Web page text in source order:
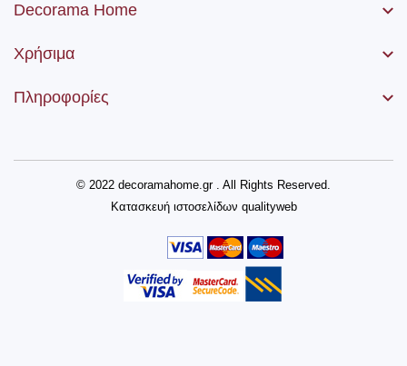
Decorama Home
Χρήσιμα
Πληροφορίες
© 2022 decoramahome.gr . All Rights Reserved.
Κατασκευή ιστοσελίδων qualityweb